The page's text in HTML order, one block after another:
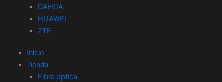
DAHUA
HUAWEI
ZTE
Inicio
Tienda
Fibra optica